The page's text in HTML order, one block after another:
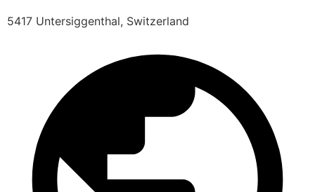
5417 Untersiggenthal, Switzerland